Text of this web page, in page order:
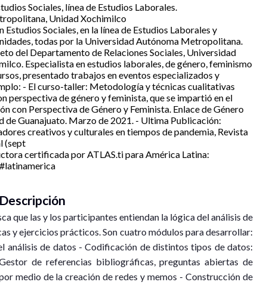
Sociales, línea de Estudios Laborales.
Unidad Xochimilco
Sociales, en la línea de Estudios Laborales y
todas por la Universidad Autónoma Metropolitana.
del Departamento de Relaciones Sociales, Universidad
Especialista en estudios laborales, de género, feminismo
presentado trabajos en eventos especializados y
- El curso-taller: Metodología y técnicas cualitativas
perspectiva de género y feminista, que se impartió en el
con Perspectiva de Género y Feminista. Enlace de Género
de Guanajuato. Marzo de 2021. - Ultima Publicación:
creativos y culturales en tiempos de pandemia, Revista
(sept
certificada por ATLAS.ti para América Latina:
Descripción
que las y los participantes entiendan la lógica del análisis de
y ejercicios prácticos. Son cuatro módulos para desarrollar:
análisis de datos - Codificación de distintos tipos de datos:
de referencias bibliográficas, preguntas abiertas de
medio de la creación de redes y memos - Construcción de